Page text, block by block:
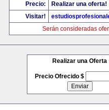
Precio:
Realizar una oferta!
Visitar!
Serán consideradas
Realizar una Oferta
Precio Ofrecido $